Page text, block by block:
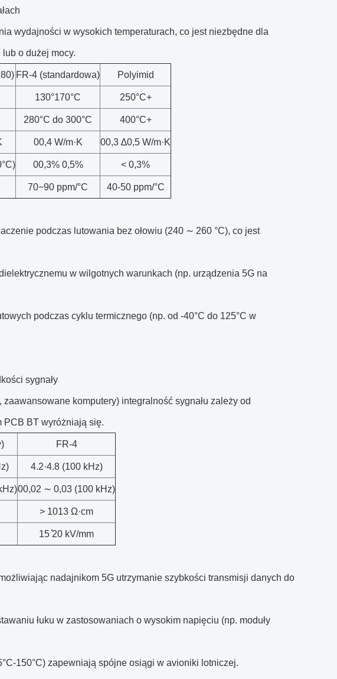
wydajności w wysokich temperaturach, co jest niezbędne dla
o dużej mocy.
FR-4 (standardowa) Polyimid
130°170°C 250°C+
280°C do 300°C 400°C+
00,4 W/m·K 00,3 ∆0,5 W/m·K
00,3% 0,5% < 0,3%
70−90 ppm/°C 40-50 ppm/°C
podczas lutowania bez ołowiu (240 ∼ 260 °C), co jest
w wilgotnych warunkach (np. urządzenia 5G na
podczas cyklu termicznego (np. od -40°C do 125°C w
sygnały
komputery) integralność sygnału zależy od
PCB BT wyróżniają się.
FR-4
4.2·4.8 (100 kHz)
00,02 ∼ 0,03 (100 kHz)
> 1013 Ω·cm
15 ̊20 kV/mm
nadajnikom 5G utrzymanie szybkości transmisji danych do
łuku w zastosowaniach o wysokim napięciu (np. moduły
150°C) zapewniają spójne osiągi w avioniki lotniczej.